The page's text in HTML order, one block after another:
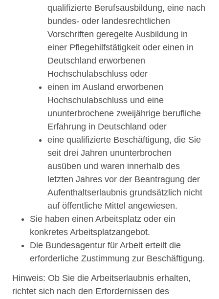
qualifizierte Berufsausbildung, eine nach
bundes- oder landesrechtlichen
Vorschriften geregelte Ausbildung in
einer Pflegehilfstätigkeit oder einen in
Deutschland erworbenen
Hochschulabschluss oder
einen im Ausland erworbenen
Hochschulabschluss und eine
ununterbrochene zweijährige berufliche
Erfahrung in Deutschland oder
eine qualifizierte Beschäftigung, die Sie
seit drei Jahren ununterbrochen
ausüben und waren innerhalb des
letzten Jahres vor der Beantragung der
Aufenthaltserlaubnis grundsätzlich nicht
auf öffentliche Mittel angewiesen.
Sie haben einen Arbeitsplatz oder ein
konkretes Arbeitsplatzangebot.
Die Bundesagentur für Arbeit erteilt die
erforderliche Zustimmung zur Beschäftigung.
Hinweis: Ob Sie die Arbeitserlaubnis erhalten,
richtet sich nach den Erfordernissen des